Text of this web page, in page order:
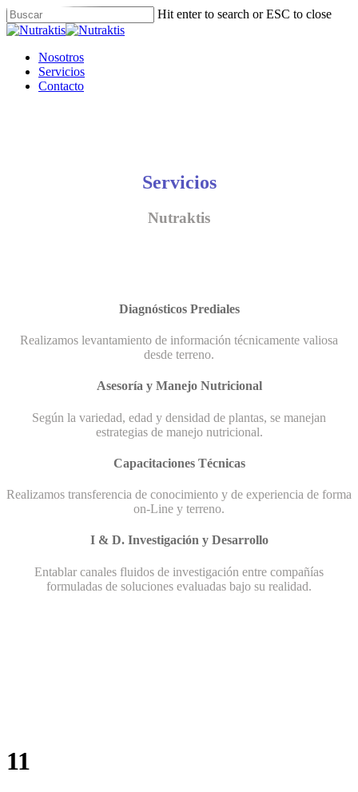
Skip
to
content
Hit enter to search or ESC to close
Close
Menu
Nosotros
Servicios
Contacto
Servicios
Nutraktis
Diagnósticos Prediales
Realizamos levantamiento de información técnicamente valiosa
desde terreno.
Asesoría y Manejo Nutricional
Según la variedad, edad y densidad de plantas, se manejan
estrategias de manejo nutricional.
Capacitaciones Técnicas
Realizamos transferencia de conocimiento y de experiencia de forma
on-Line y terreno.
I & D. Investigación y Desarrollo
Entablar canales fluidos de investigación entre compañías
formuladas de soluciones evaluadas bajo su realidad.
11